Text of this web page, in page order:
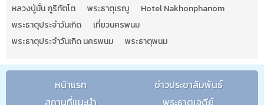
หลวงปู่มั่น ภูริทัตโต
พระธาตุเรณู
Hotel Nakhonphanom
พระธาตุประจำวันเกิด
เที่ยวนครพนม
พระธาตุประจำวันเกิด นครพนม
พระธาตุพนม
หน้าแรก
ข่าวประชาสัมพันธ์
สถานที่แนะนำ
พระธาตุเจดีย์